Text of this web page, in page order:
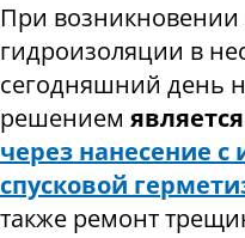
При возникновении
гидроизоляции в
сегодняшний день
решением является
через нанесение
спусковой
также ремонт